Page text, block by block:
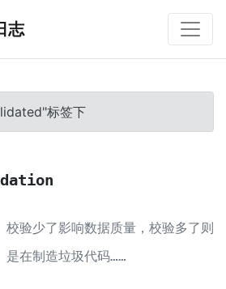
志
标签下
校验少了影响数据质量，校验多了则
是在制造垃圾代码……